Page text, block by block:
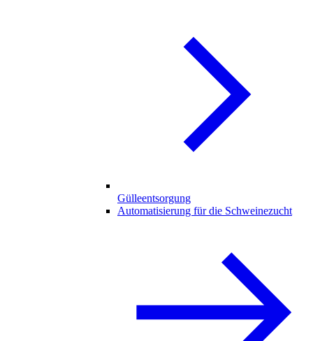
Gülleentsorgung
Automatisierung für die Schweinezucht